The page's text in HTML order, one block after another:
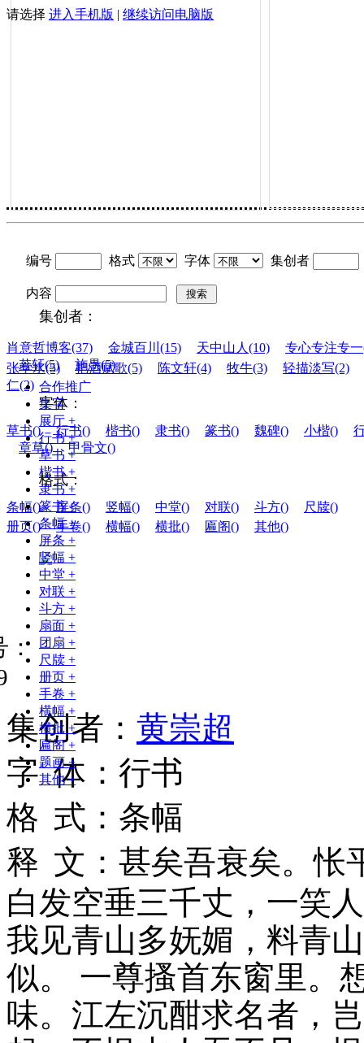
请选择 进入手机版 | 继续访问电脑版
编号 格式 字体 集创者
内容 搜索
集创者：
肖意哲博客(37) 金城百川(15) 天中山人(10)
专心专注专
若轩(5)
施愚(5)
张学水(5) 把酒赋歌(5) 陈文轩(4) 牧牛(3)
轻描淡写(2)
仁(2)
字体：
草书() 行书() 楷书() 隶书() 篆书() 魏碑() 小楷()
章草() 甲骨文()
格式：
条幅() 屏条() 竖幅() 中堂() 对联() 斗方() 尺牍()
册页() 手卷() 横幅() 横批() 匾阁() 其他()
：
集创者 ： 黄崇超
字 体 ： 行书
格 式 ： 条幅
释 文 ： 甚矣吾衰矣。怅
白发空垂三千丈，一笑
我见青山多妩媚，料青
似。 一尊搔首东窗里。
味。江左沉酣求名者，
合作推广
集字
展厅 +
行书+
草书 +
楷书+
隶书+
篆书+
条幅+
屏条 +
竖幅 +
中堂 +
对联 +
斗方 +
扇面 +
团扇 +
尺牍 +
册页 +
手卷 +
横幅+
横批 +
匾阁+
题画+
其他+